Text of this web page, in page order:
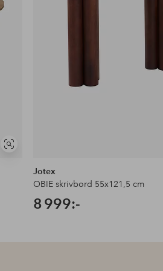
Visa
Jotex
OBIE skrivbord 55x121,5 cm
8 999:-